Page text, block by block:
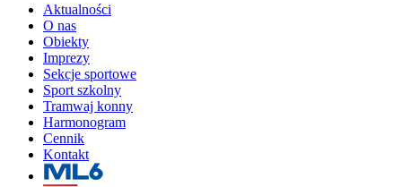
Aktualności
O nas
Obiekty
Imprezy
Sekcje sportowe
Sport szkolny
Tramwaj konny
Harmonogram
Cennik
Kontakt